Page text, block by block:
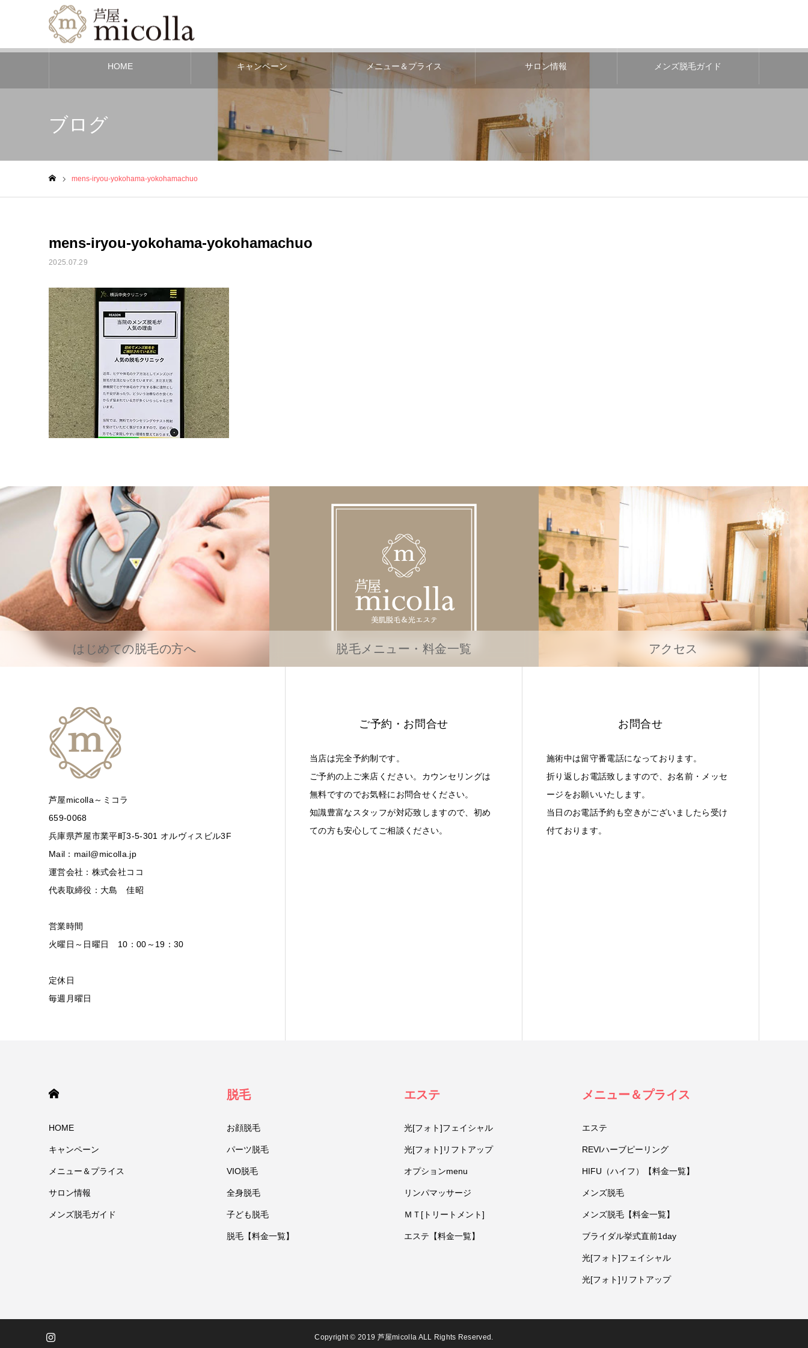
HOME キャンペーン メニュー＆プライス サロン情報 メンズ脱毛ガイド
ブログ
mens-iryou-yokohama-yokohamachuo
mens-iryou-yokohama-yokohamachuo
2025.07.29
はじめての脱毛の方へ 脱毛メニュー・料金一覧 アクセス
芦屋micolla～ミコラ
659-0068
兵庫県芦屋市業平町3-5-301 オルヴィスビル3F
Mail：mail@micolla.jp
運営会社：株式会社ココ
代表取締役：大島 佳昭
営業時間
火曜日～日曜日 10：00～19：30
定休日
毎週月曜日
ご予約・お問合せ
当店は完全予約制です。
ご予約の上ご来店ください。カウンセリングは
無料ですのでお気軽にお問合せください。
知識豊富なスタッフが対応致しますので、初め
ての方も安心してご相談ください。
お問合せ
施術中は留守番電話になっております。
折り返しお電話致しますので、お名前・メッセ
ージをお願いいたします。
当日のお電話予約も空きがございましたら受け
付ております。
HOME
キャンペーン
メニュー＆プライス
サロン情報
メンズ脱毛ガイド
脱毛
お顔脱毛
パーツ脱毛
VIO脱毛
全身脱毛
子ども脱毛
脱毛【料金一覧】
エステ
光[フォト]フェイシャル
光[フォト]リフトアップ
オプションmenu
リンパマッサージ
ＭＴ[トリートメント]
エステ【料金一覧】
メニュー＆プライス
エステ
REVIハーブピーリング
HIFU（ハイフ）【料金一覧】
メンズ脱毛
メンズ脱毛【料金一覧】
ブライダル挙式直前1day
光[フォト]フェイシャル
光[フォト]リフトアップ
Copyright © 2019 芦屋micolla ALL Rights Reserved.